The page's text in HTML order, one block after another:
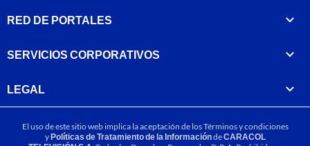
RED DE PORTALES
SERVICIOS CORPORATIVOS
LEGAL
El uso de este sitio web implica la aceptación de losTérminos y condiciones
yPolíticas de Tratamiento de la InformacióndeCARACOL